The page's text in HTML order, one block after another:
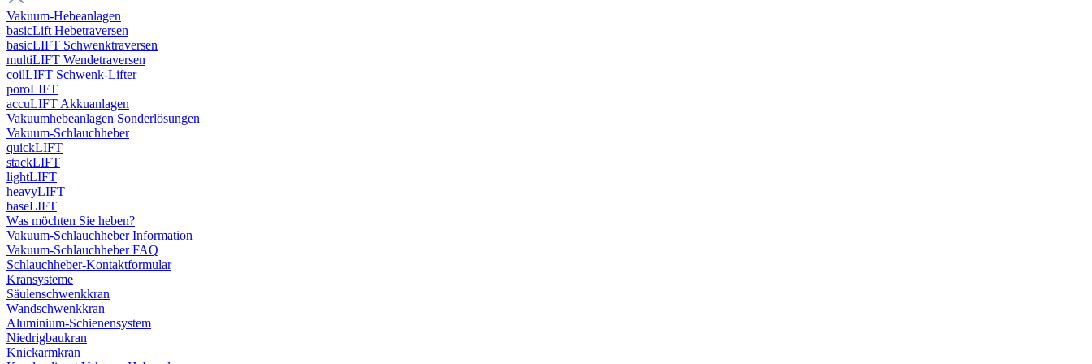
Vakuum-Hebeanlagen
basicLift Hebetraversen
basicLIFT Schwenktraversen
multiLIFT Wendetraversen
coilLIFT Schwenk-Lifter
poroLIFT
accuLIFT Akkuanlagen
Vakuumhebeanlagen Sonderlösungen
Vakuum-Schlauchheber
quickLIFT
stackLIFT
lightLIFT
heavyLIFT
baseLIFT
Was möchten Sie heben?
Vakuum-Schlauchheber Information
Vakuum-Schlauchheber FAQ
Schlauchheber-Kontaktformular
Kransysteme
Säulenschwenkkran
Wandschwenkkran
Aluminium-Schienensystem
Niedrigbaukran
Knickarmkran